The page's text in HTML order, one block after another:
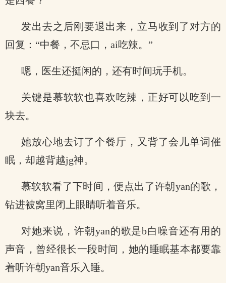
发出去之后刚要退出来，立马收到了对方的
回复：“中餐，不忌口，ai吃辣。”
嗯，医生还挺闲的，还有时间玩手机。
关键是慕软软也喜欢吃辣，正好可以吃到一
块去。
她放心地去订了个餐厅，又背了会儿单词催
眠，却越背越jg神。
慕软软看了下时间，便点出了许朝yan的歌，
钻进被窝里闭上眼睛听着音乐。
对她来说，许朝yan的歌是b白噪音还有用的
声音，曾经很长一段时间，她的睡眠基本都要靠
着听许朝yan音乐入睡。